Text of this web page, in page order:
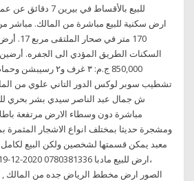
ارض سكنية للبيع مباشرة من المالك. مباشر
170 متر
السكنات الطريق المؤدي الى الجفره.
850,000 ج.م: ٣ غرف
تشطيب سوبر لوكس الدور التاني علوي من
ش جمال عبد الناصر سيدي بشر بحري
مباشرة دون وسطاء الارض مرتفعة
معبد يمكن قسمتها لشخصين ولكن البيع
الصور ارض مخطط الرياض جده من المالك